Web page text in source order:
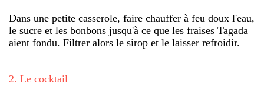
Dans une petite casserole, faire chauffer à feu doux l'eau,
le sucre et les bonbons jusqu'à ce que les fraises Tagada
aient fondu. Filtrer alors le sirop et le laisser refroidir.
2. Le cocktail